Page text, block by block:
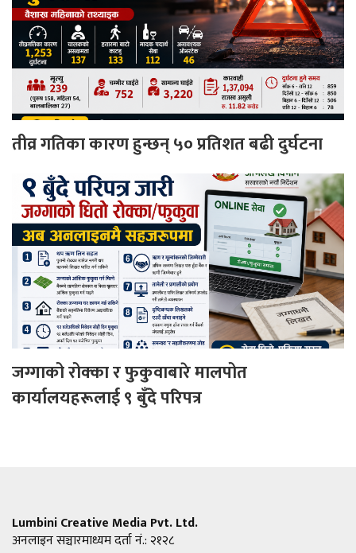
तीव्र गतिका कारण हुन्छन् ५० प्रतिशत बढी दुर्घटना
जग्गाको रोक्का र फुकुवाबारे मालपोत
कार्यालयहरूलाई ९ बुँदे परिपत्र
Lumbini Creative Media Pvt. Ltd.
अनलाइन सञ्चारमाध्यम दर्ता नं.: २१२८